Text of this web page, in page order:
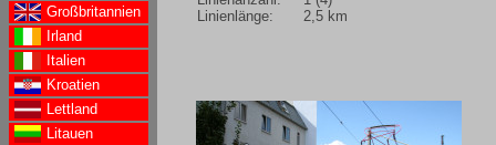
Großbritannien
Irland
Italien
Kroatien
Lettland
Litauen
Linienlänge:
2,5 km